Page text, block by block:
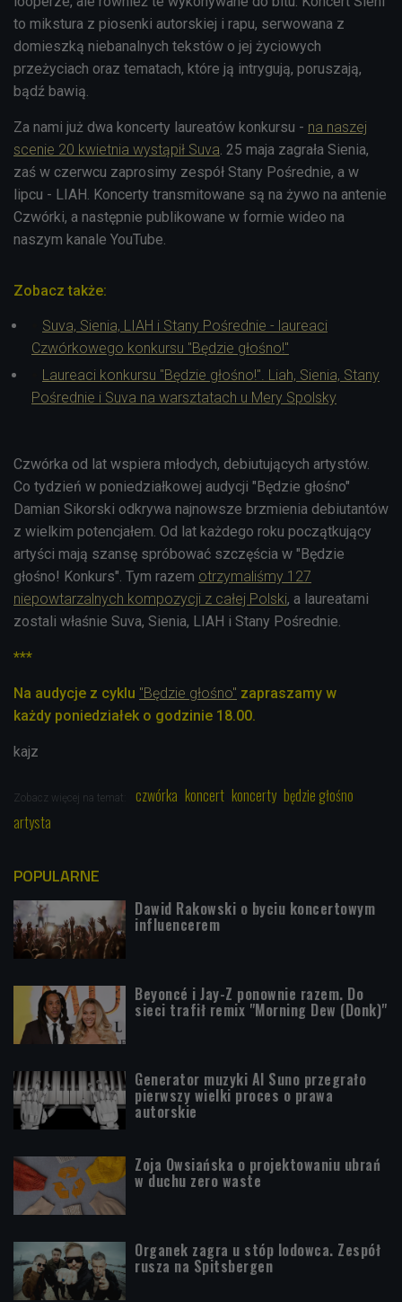
to mikstura z piosenki autorskiej i rapu, serwowana z
domieszką niebanalnych tekstów o jej życiowych
przeżyciach oraz tematach, które ją intrygują, poruszają,
bądź bawią.
Za nami już dwa koncerty laureatów konkursu - na naszej
scenie 20 kwietnia wystąpił Suva. 25 maja zagrała Sienia,
zaś w czerwcu zaprosimy zespół Stany Pośrednie, a w
lipcu - LIAH. Koncerty transmitowane są na żywo na antenie
Czwórki, a następnie publikowane w formie wideo na
naszym kanale YouTube.
Zobacz także:
Suva, Sienia, LIAH i Stany Pośrednie - laureaci
Czwórkowego konkursu "Będzie głośno!"
Laureaci konkursu "Będzie głośno!". Liah, Sienia, Stany
Pośrednie i Suva na warsztatach u Mery Spolsky
Czwórka od lat wspiera młodych, debiutujących artystów.
Co tydzień w poniedziałkowej audycji "Będzie głośno"
Damian Sikorski odkrywa najnowsze brzmienia debiutantów
z wielkim potencjałem. Od lat każdego roku początkujący
artyści mają szansę spróbować szczęścia w "Będzie
głośno! Konkurs". Tym razem otrzymaliśmy 127
niepowtarzalnych kompozycji z całej Polski, a laureatami
zostali właśnie Suva, Sienia, LIAH i Stany Pośrednie.
***
Na audycje z cyklu "Będzie głośno" zapraszamy w
każdy poniedziałek o godzinie 18.00.
kajz
Zobacz więcej na temat: czwórka koncert koncerty będzie głośno
artysta
POPULARNE
Dawid Rakowski o byciu koncertowym
influencerem
Beyoncé i Jay-Z ponownie razem. Do
sieci trafił remix "Morning Dew (Donk)"
Generator muzyki AI Suno przegrało
pierwszy wielki proces o prawa
autorskie
Zoja Owsiańska o projektowaniu ubrań
w duchu zero waste
Organek zagra u stóp lodowca. Zespół
rusza na Spitsbergen